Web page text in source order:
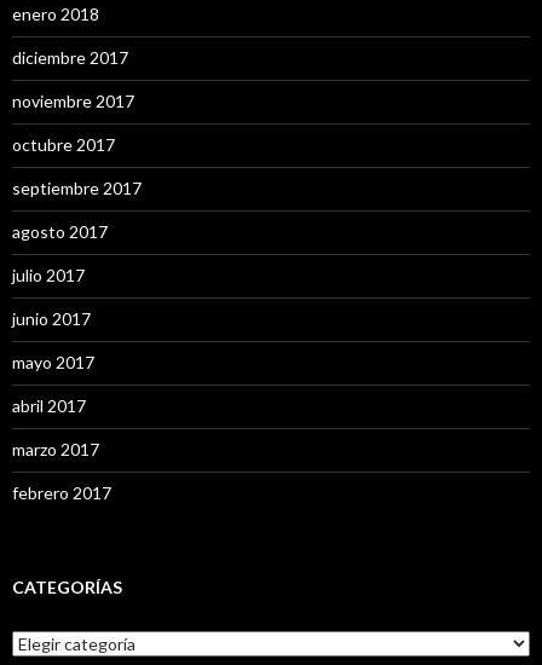
enero 2018
diciembre 2017
noviembre 2017
octubre 2017
septiembre 2017
agosto 2017
julio 2017
junio 2017
mayo 2017
abril 2017
marzo 2017
febrero 2017
CATEGORÍAS
C